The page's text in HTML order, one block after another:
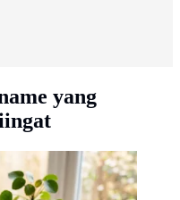
yang